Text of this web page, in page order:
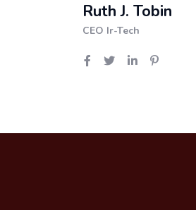
Ruth J. Tobin
CEO Ir-Tech